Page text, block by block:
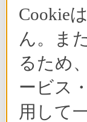
Cookie
ん。ま
るため
ービス
用して